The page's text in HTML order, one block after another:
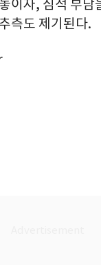
이자, 심적 부담
측도 제기된다.